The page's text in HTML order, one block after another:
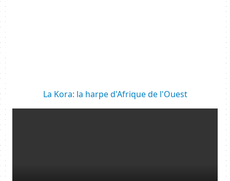
La Kora: la harpe d'Afrique de l'Ouest